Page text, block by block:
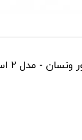
- مدل 2 اسب مدل